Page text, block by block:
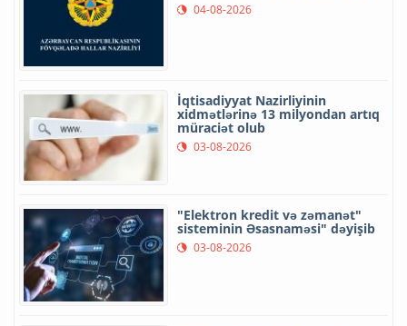
04-08-2026
İqtisadiyyat Nazirliyinin
xidmətlərinə 13 milyondan artıq
müraciət olub
03-08-2026
"Elektron kredit və zəmanət"
sisteminin Əsasnaməsi" dəyişib
03-08-2026